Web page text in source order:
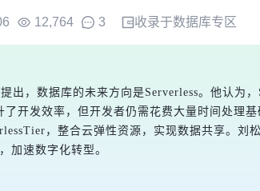
12,764 3 收录于数据库专区
出，数据库的未来方向是Serverless。他认
开发效率，但开发者仍需花费大量时间处理
，整合云弹性资源，实现数据共享。
加速数字化转型。